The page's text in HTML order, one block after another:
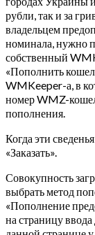
рубли, так и за
владельцем
номинала, нужно
собственный
«Пополнить
WMKeeper-а, в
номер WMZ-
пополнения.
Когда эти
«Заказать».
Совокупность
выбрать метод
«Пополнение
на страницу